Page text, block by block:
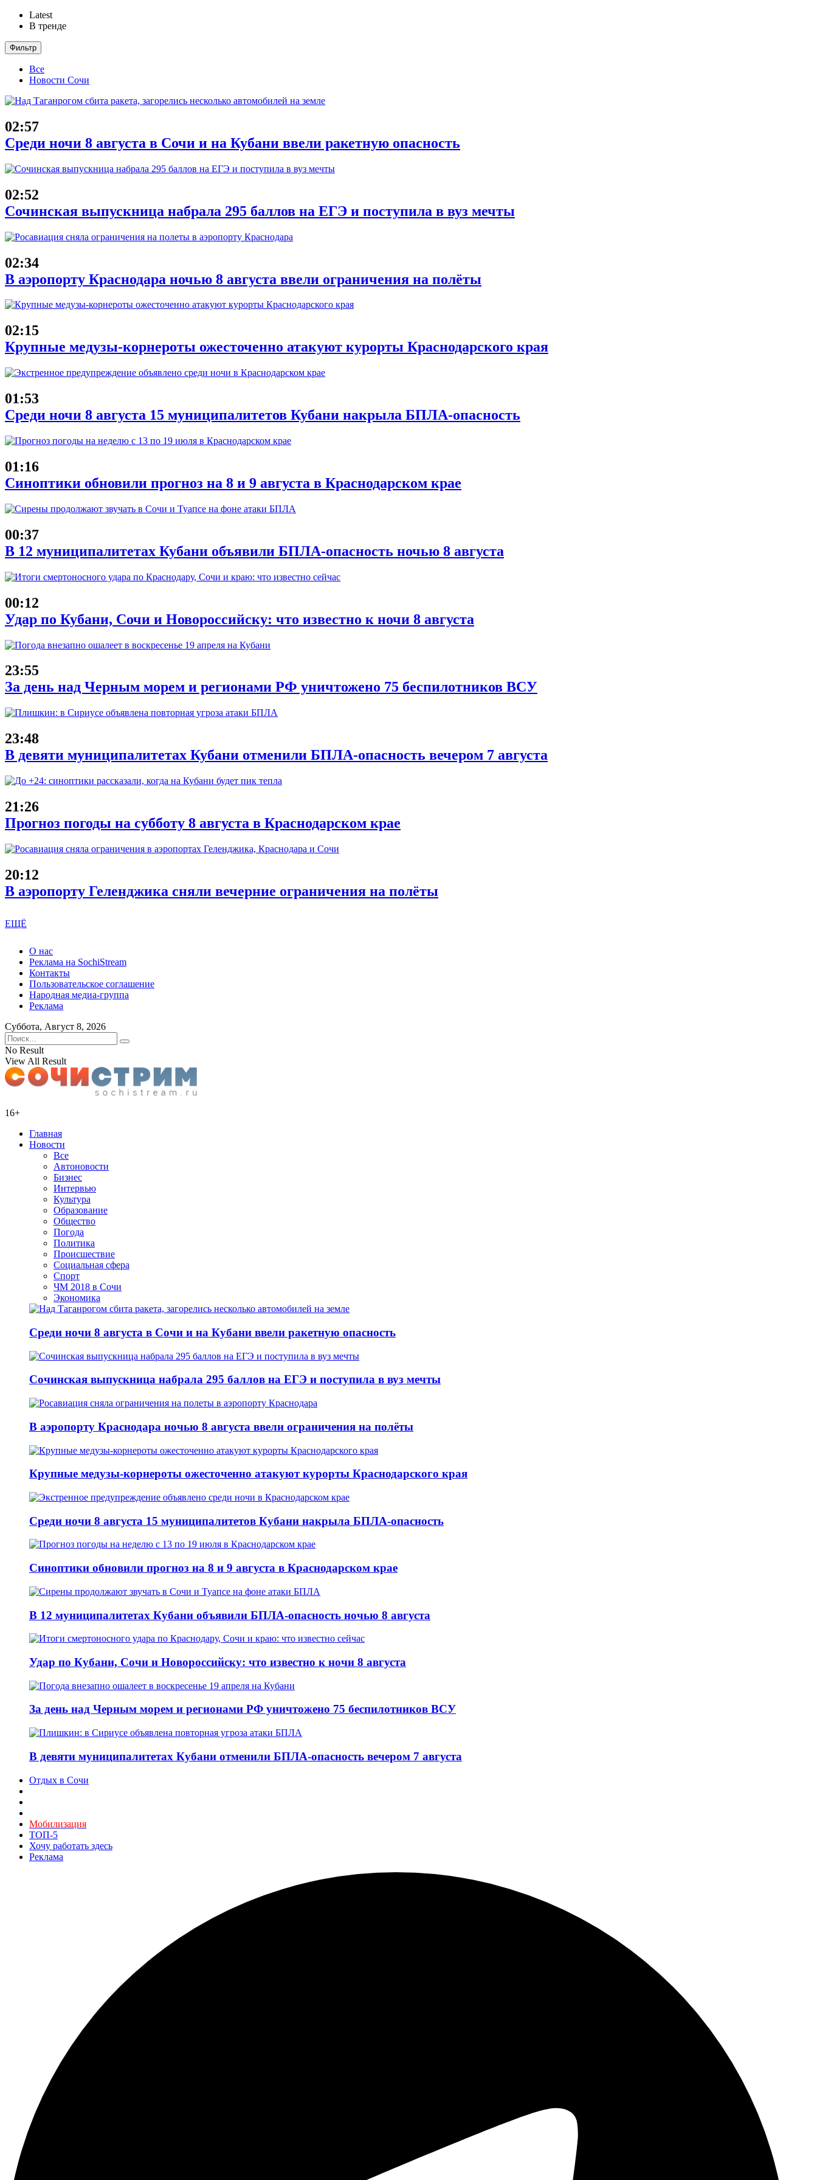
Latest
В тренде
Фильтр
Все
Новости Сочи
02:57
Среди ночи 8 августа в Сочи и на Кубани ввели ракетную опасность
02:52
Сочинская выпускница набрала 295 баллов на ЕГЭ и поступила в вуз мечты
02:34
В аэропорту Краснодара ночью 8 августа ввели ограничения на полёты
02:15
Крупные медузы-корнероты ожесточенно атакуют курорты Краснодарского края
01:53
Среди ночи 8 августа 15 муниципалитетов Кубани накрыла БПЛА-опасность
01:16
Синоптики обновили прогноз на 8 и 9 августа в Краснодарском крае
00:37
В 12 муниципалитетах Кубани объявили БПЛА-опасность ночью 8 августа
00:12
Удар по Кубани, Сочи и Новороссийску: что известно к ночи 8 августа
23:55
За день над Черным морем и регионами РФ уничтожено 75 беспилотников ВСУ
23:48
В девяти муниципалитетах Кубани отменили БПЛА-опасность вечером 7 августа
21:26
Прогноз погоды на субботу 8 августа в Краснодарском крае
20:12
В аэропорту Геленджика сняли вечерние ограничения на полёты
ЕЩЁ
О нас
Реклама на SochiStream
Контакты
Пользовательское соглашение
Народная медиа-группа
Реклама
Суббота, Август 8, 2026
No Result
View All Result
16+
Главная
Новости
Все
Автоновости
Бизнес
Интервью
Культура
Образование
Общество
Погода
Политика
Происшествие
Социальная сфера
Спорт
ЧМ 2018 в Сочи
Экономика
Среди ночи 8 августа в Сочи и на Кубани ввели ракетную опасность
Сочинская выпускница набрала 295 баллов на ЕГЭ и поступила в вуз мечты
В аэропорту Краснодара ночью 8 августа ввели ограничения на полёты
Крупные медузы-корнероты ожесточенно атакуют курорты Краснодарского края
Среди ночи 8 августа 15 муниципалитетов Кубани накрыла БПЛА-опасность
Синоптики обновили прогноз на 8 и 9 августа в Краснодарском крае
В 12 муниципалитетах Кубани объявили БПЛА-опасность ночью 8 августа
Удар по Кубани, Сочи и Новороссийску: что известно к ночи 8 августа
За день над Черным морем и регионами РФ уничтожено 75 беспилотников ВСУ
В девяти муниципалитетах Кубани отменили БПЛА-опасность вечером 7 августа
Отдых в Сочи
Мобилизация
ТОП-5
Хочу работать здесь
Реклама